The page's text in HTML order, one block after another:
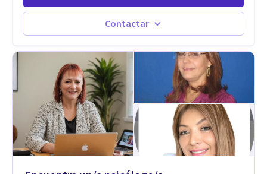
Estableciendo metas a corto y largo plazo, es vital para la
vida de cada uno tener su propia vision.
Contactar